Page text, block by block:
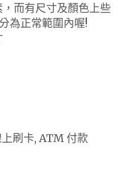
而有尺寸及顏色上些
為正常範圍內喔!
刷卡, ATM 付款